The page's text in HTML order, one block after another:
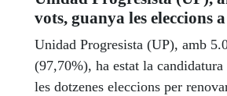
vots, guanya les eleccions
Unidad Progresista (UP), amb
(97,70%), ha estat la candidatura
les dotzenes eleccions per